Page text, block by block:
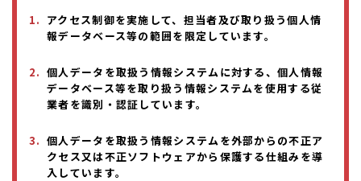
アクセス制御を実施して、担当者及び取り扱う個人情
報データベース等の範囲を限定しています。
個人データを取扱う情報システムに対する、個人情報
データベース等を取り扱う情報システムを使用する従
業者を識別・認証しています。
個人データを取扱う情報システムを外部からの不正ア
クセス又は不正ソフトウェアから保護する仕組みを導
入しています。